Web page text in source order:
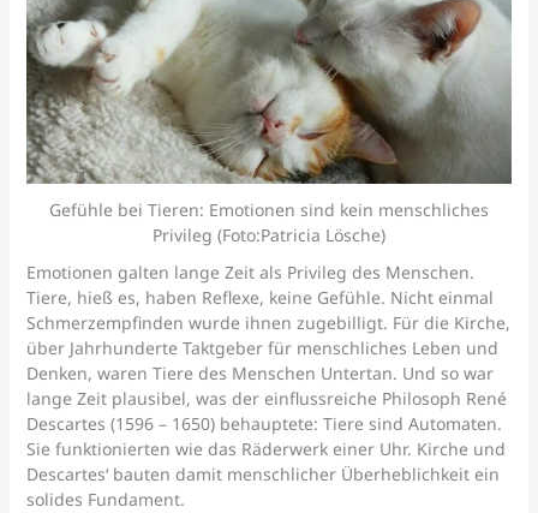
Gefühle bei Tieren: Emotionen sind kein menschliches
Privileg (Foto:Patricia Lösche)
Emotionen galten lange Zeit als Privileg des Menschen.
Tiere, hieß es, haben Reflexe, keine Gefühle. Nicht einmal
Schmerzempfinden wurde ihnen zugebilligt. Für die Kirche,
über Jahrhunderte Taktgeber für menschliches Leben und
Denken, waren Tiere des Menschen Untertan. Und so war
lange Zeit plausibel, was der einflussreiche Philosoph René
Descartes (1596 – 1650) behauptete: Tiere sind Automaten.
Sie funktionierten wie das Räderwerk einer Uhr. Kirche und
Descartes‘ bauten damit menschlicher Überheblichkeit ein
solides Fundament.